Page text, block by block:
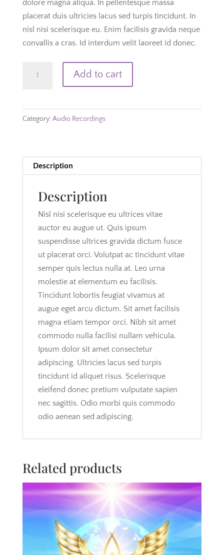
dolore magna aliqua. In pellentesque massa
placerat duis ultricies lacus sed turpis tincidunt. In
nisl nisi scelerisque eu. Enim facilisis gravida neque
convallis a cras. Id interdum velit laoreet id donec.
Add to cart
Category:Audio Recordings
Description
Description
Nisl nisi scelerisque eu ultrices vitae
auctor eu augue ut. Quis ipsum
suspendisse ultrices gravida dictum fusce
ut placerat orci. Volutpat ac tincidunt vitae
semper quis lectus nulla at. Leo urna
molestie at elementum eu facilisis.
Tincidunt lobortis feugiat vivamus at
augue eget arcu dictum. Sit amet facilisis
magna etiam tempor orci. Nibh sit amet
commodo nulla facilisi nullam vehicula.
Ipsum dolor sit amet consectetur
adipiscing. Ultricies lacus sed turpis
tincidunt id aliquet risus. Scelerisque
eleifend donec pretium vulputate sapien
nec sagittis. Odio morbi quis commodo
odio aenean sed adipiscing.
Related products